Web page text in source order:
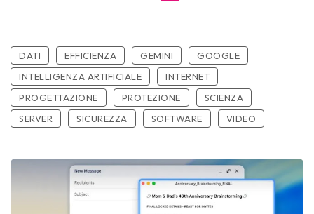
DATI EFFICIENZA GEMINI
GOOGLE
INTELLIGENZA ARTIFICIALE
INTERNET
PROGETTAZIONE
PROTEZIONE
SCIENZA
SERVER
SICUREZZA SOFTWARE VIDEO